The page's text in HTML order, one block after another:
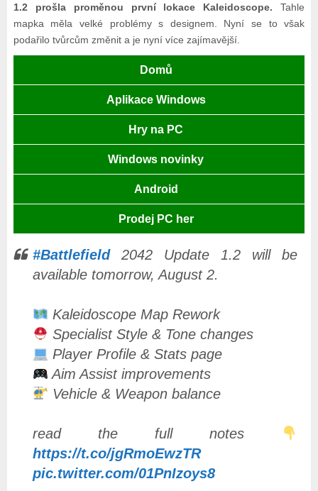
1.2 prošla proměnou první lokace Kaleidoscope. Tahle
mapka měla velké problémy s designem. Nyní se to však
podařilo tvůrcům změnit a je nyní více zajímavější.
Domů
Aplikace Windows
Hry na PC
Windows novinky
Android
Prodej PC her
#Battlefield2042 Update 1.2 will be
available tomorrow, August 2.
Kaleidoscope Map Rework
Specialist Style & Tone changes
Player Profile & Stats page
Aim Assist improvements
Vehicle & Weapon balance
read the full notes
https://t.co/jgRmoEwzTR
pic.twitter.com/01PnIzoys8